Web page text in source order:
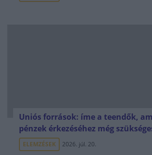
Uniós források: íme a teendők,
pénzek érkezéséhez még
ELEMZÉSEK 2026. júl. 20.